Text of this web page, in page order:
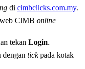
di cimbclicks.com.my.
CIMB online
tekan Login.
dengan tickpada kotak